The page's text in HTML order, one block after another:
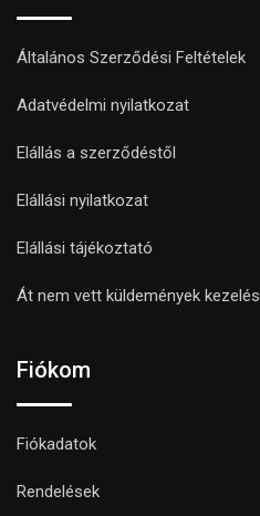
Általános Szerződési Feltételek
Adatvédelmi nyilatkozat
Elállás a szerződéstől
Elállási nyilatkozat
Elállási tájékoztató
Át nem vett küldemények
Fiókom
Fiókadatok
Rendelések